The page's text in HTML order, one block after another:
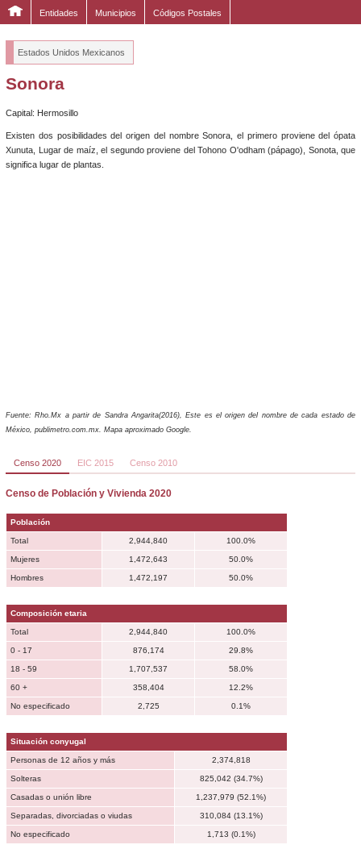
Entidades Municipios Códigos Postales
Estados Unidos Mexicanos
Sonora
Capital: Hermosillo
Existen dos posibilidades del origen del nombre Sonora, el primero proviene del ópata
Xunuta, Lugar de maíz, el segundo proviene del Tohono O'odham (pápago), Sonota, que
significa lugar de plantas.
Fuente: Rho.Mx a partir de Sandra Angarita(2016), Este es el origen del nombre de cada estado de
México, publimetro.com.mx. Mapa aproximado Google.
Censo 2020 EIC 2015 Censo 2010
Censo de Población y Vivienda 2020
Población
Total 2,944,840 100.0%
Mujeres 1,472,643 50.0%
Hombres 1,472,197 50.0%
Composición etaria
Total 2,944,840 100.0%
0 - 17 876,174 29.8%
18 - 59 1,707,537 58.0%
60 + 358,404 12.2%
No especificado 2,725 0.1%
Situación conyugal
Personas de 12 años y más 2,374,818
Solteras 825,042 (34.7%)
Casadas o unión libre 1,237,979 (52.1%)
Separadas, divorciadas o viudas 310,084 (13.1%)
No especificado 1,713 (0.1%)